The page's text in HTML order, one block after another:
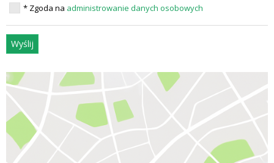
* Zgoda na administrowanie danych osobowych
Wyślij
OPEL-
GDANSK.PL